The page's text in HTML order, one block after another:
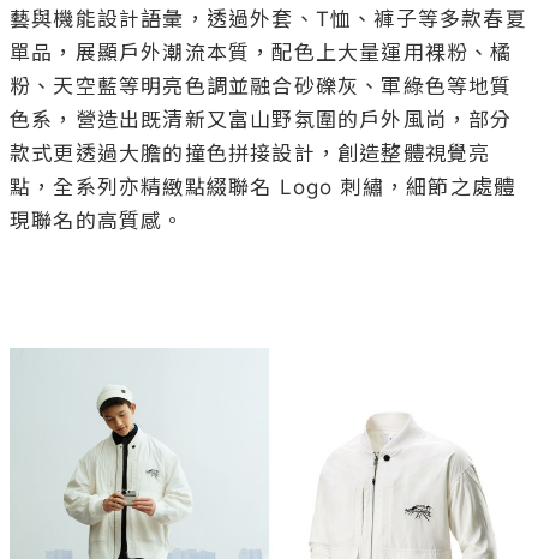
藝與機能設計語彙，透過外套、T恤、褲子等多款春夏
單品，展顯戶外潮流本質，配色上大量運用裸粉、橘
粉、天空藍等明亮色調並融合砂礫灰、軍綠色等地質
色系，營造出既清新又富山野氛圍的戶外風尚，部分
款式更透過大膽的撞色拼接設計，創造整體視覺亮
點，全系列亦精緻點綴聯名 Logo 刺繡，細節之處體
現聯名的高質感。